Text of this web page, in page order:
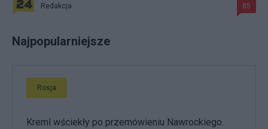
Redakcja 85
Najpopularniejsze
Rosja
Kreml wściekły po przemówieniu Nawrockiego.